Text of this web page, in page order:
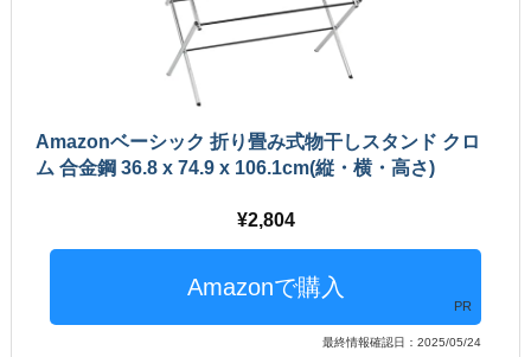
Amazonベーシック 折り畳み式物干しスタンド クロ
ム 合金鋼 36.8 x 74.9 x 106.1cm(縦・横・高さ)
2,804
PR
最終情報確認日：2025/05/24